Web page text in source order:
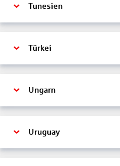
Tunesien
Türkei
Ungarn
Uruguay